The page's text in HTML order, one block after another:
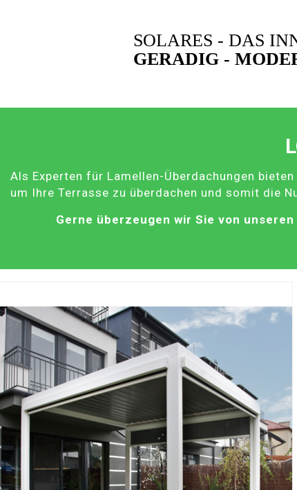
SOLARES - DAS
GERADIG -
Als Experten für Lamellen-Überdachungen
um Ihre Terrasse zu überdachen und somit die
Gerne überzeugen wir Sie von